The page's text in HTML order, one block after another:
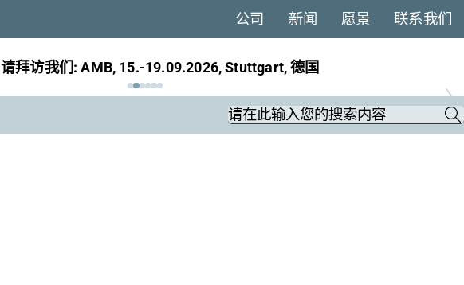
公司 新闻 愿景 联系我们
请拜访我们: AMB, 15.-19.09.2026, Stuttgart, 德国
Keywords